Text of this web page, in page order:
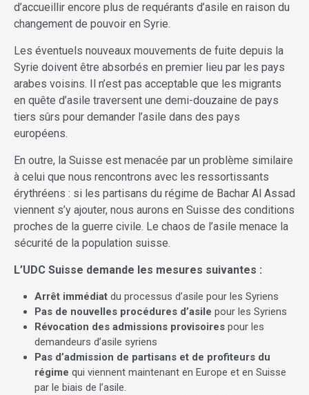
d’accueillir encore plus de requérants d’asile en raison du
changement de pouvoir en Syrie.
Les éventuels nouveaux mouvements de fuite depuis la
Syrie doivent être absorbés en premier lieu par les pays
arabes voisins. Il n’est pas acceptable que les migrants
en quête d’asile traversent une demi-douzaine de pays
tiers sûrs pour demander l’asile dans des pays
européens.
En outre, la Suisse est menacée par un problème similaire
à celui que nous rencontrons avec les ressortissants
érythréens : si les partisans du régime de Bachar Al Assad
viennent s’y ajouter, nous aurons en Suisse des conditions
proches de la guerre civile. Le chaos de l’asile menace la
sécurité de la population suisse.
L’UDC Suisse demande les mesures suivantes :
Arrêt immédiat du processus d’asile pour les Syriens
Pas de nouvelles procédures d’asile pour les Syriens
Révocation des admissions provisoires pour les
demandeurs d’asile syriens
Pas d’admission de partisans et de profiteurs du
régime qui viennent maintenant en Europe et en Suisse
par le biais de l’asile.